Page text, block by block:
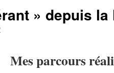
» depuis la
Mes parcours